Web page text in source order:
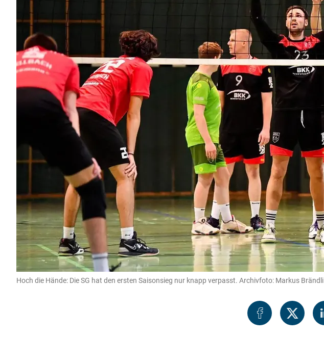
Hoch die Hände: Die SG hat den ersten Saisonsieg nur knapp verpasst. Archivfoto: Markus Brändli